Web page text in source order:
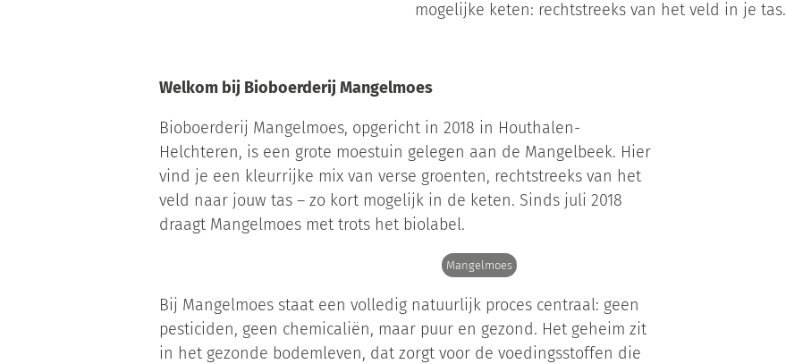
mogelijke keten: rechtstreeks van het veld in je tas.
Welkom bij Bioboerderij Mangelmoes
Bioboerderij Mangelmoes, opgericht in 2018 in Houthalen-
Helchteren, is een grote moestuin gelegen aan de Mangelbeek. Hier
vind je een kleurrijke mix van verse groenten, rechtstreeks van het
veld naar jouw tas – zo kort mogelijk in de keten. Sinds juli 2018
draagt Mangelmoes met trots het biolabel.
Mangelmoes
Bij Mangelmoes staat een volledig natuurlijk proces centraal: geen
pesticiden, geen chemicaliën, maar puur en gezond. Het geheim zit
in het gezonde bodemleven, dat zorgt voor de voedingsstoffen die